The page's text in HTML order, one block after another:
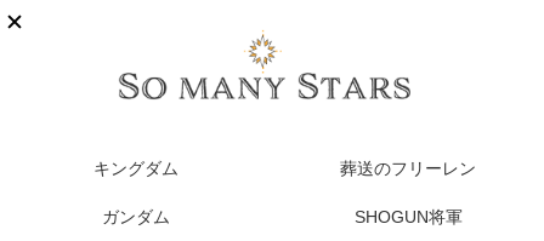
キングダム 葬送のフリーレン
ガンダム SHOGUN将軍